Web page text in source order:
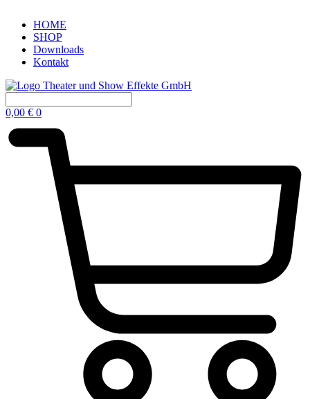
HOME
SHOP
Downloads
Kontakt
0,00 € 0